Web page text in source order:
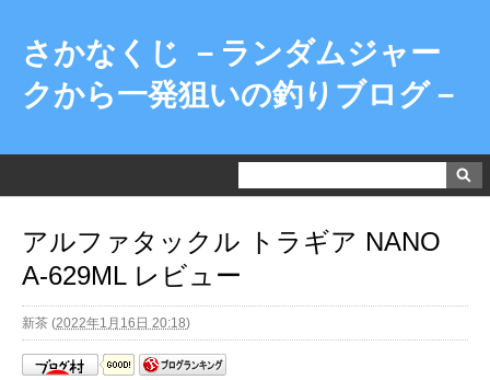
さかなくじ －ランダムジャー
クから一発狙いの釣りブログ－
アルファタックル トラギア NANO
A-629ML レビュー
新茶 (2022年1月16日 20:18)